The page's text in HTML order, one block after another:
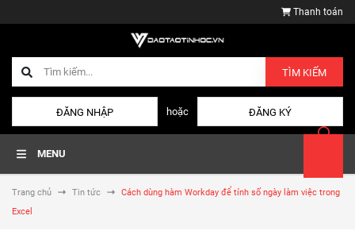
Thanh toán
TÌM KIẾM
ĐĂNG NHẬP hoặc ĐĂNG KÝ
MENU
Trang chủ Tin tức
Cách dùng hàm Workday để tính số ngày làm việc trong
Excel